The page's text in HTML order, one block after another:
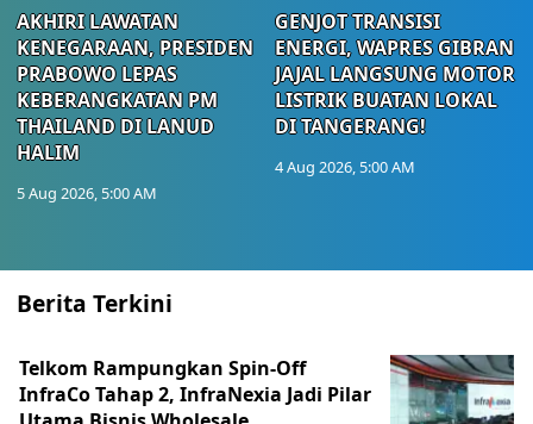
AKHIRI LAWATAN
KENEGARAAN, PRESIDEN
PRABOWO LEPAS
KEBERANGKATAN PM
THAILAND DI LANUD
HALIM
5 Aug 2026, 5:00 AM
GENJOT TRANSISI
ENERGI, WAPRES GIBRAN
JAJAL LANGSUNG MOTOR
LISTRIK BUATAN LOKAL
DI TANGERANG!
4 Aug 2026, 5:00 AM
Berita Terkini
Telkom Rampungkan Spin-Off
InfraCo Tahap 2, InfraNexia Jadi Pilar